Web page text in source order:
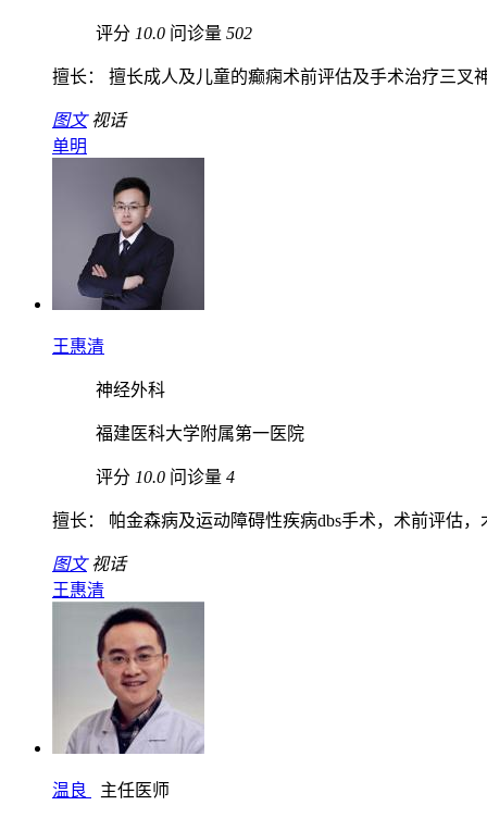
评分 10.0 问诊量 502
擅长： 擅长成人及儿童的癫痫术前评估及手术治疗三叉
图文 视话
单明
王惠清
神经外科
福建医科大学附属第一医院
评分 10.0 问诊量 4
擅长： 帕金森病及运动障碍性疾病dbs手术，术前评估，
图文 视话
王惠清
温良 主任医师